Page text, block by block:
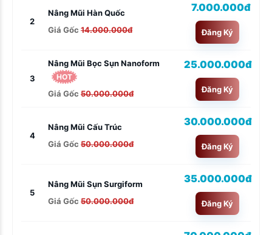
2
Nâng Mũi Hàn Quốc
Giá Gốc 14.000.000đ
7.000.000đ
Đăng Ký
3
Nâng Mũi Bọc Sụn Nanoform
HOT
Giá Gốc 50.000.000đ
25.000.000đ
Đăng Ký
4
Nâng Mũi Cấu Trúc
Giá Gốc 50.000.000đ
30.000.000đ
Đăng Ký
5
Nâng Mũi Sụn Surgiform
Giá Gốc 50.000.000đ
35.000.000đ
Đăng Ký